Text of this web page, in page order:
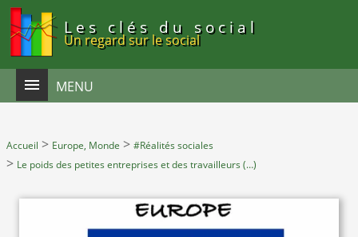
Les clés du social
Un regard sur le social
MENU
Accueil > Europe, Monde > #Réalités sociales
> Le poids des petites entreprises et des travailleurs (…)
Panneau de gestion des cookies